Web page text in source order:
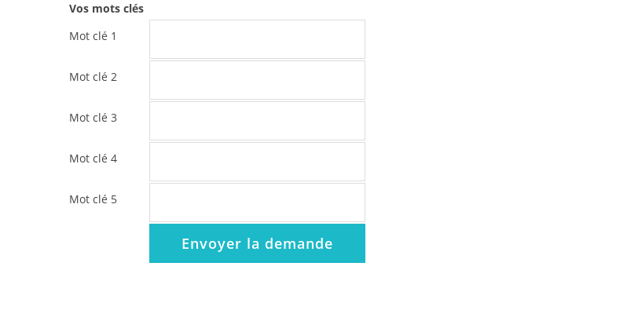
Vos mots clés
Mot clé 1
Mot clé 2
Mot clé 3
Mot clé 4
Mot clé 5
Envoyer la demande